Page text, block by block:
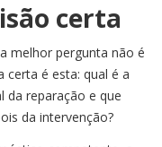
certa
melhor pergunta não é
certa é esta: qual é a
da reparação e que
da intervenção?